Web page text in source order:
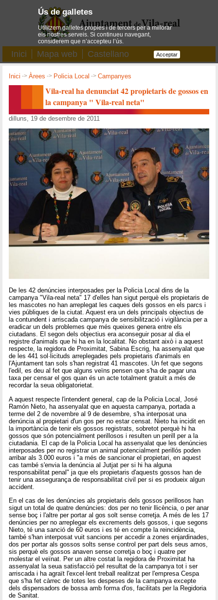
Inici Mapa web Castellano
Inici ->Àrees -> Policia Local ->Campanyes
Vila-real ha denunciat 42 propietaris de gossos en
la campanya " Vila-real neta"
dilluns, 19 de desembre de 2011
De les 42 denúncies interposades per la Policia Local dins de la
campanya "Vila-real neta" 17 d'elles han sigut perquè els propietaris de
les mascotes no han arreplegat les caques dels gossos en els parcs i
vies públiques de la ciutat. Aquest era un dels principals objectius de
la contundent i arriscada campanya de sensibilització i vigilància per a
eradicar un dels problemes que més queixes genera entre els
ciutadans. El segon dels objectius era aconseguir posar al dia el
registre d'animals que hi ha en la localitat. No obstant això i a aquest
respecte, la regidora de Proximitat, Sabina Escrig, ha assenyalat que
de les 441 sol·licituds arreplegades pels propietaris d'animals en
l'Ajuntament tan sols s'han registrat 41 mascotes. Un fet que segons
l'edil, es deu al fet que alguns veïns pensen que s'ha de pagar una
taxa per censar el gos quan és un acte totalment gratuït a més de
recordar la seua obligatorietat.
A aquest respecte l'intendent general, cap de la Policia Local, José
Ramón Nieto, ha assenyalat que en aquesta campanya, portada a
terme del 2 de novembre al 9 de desembre, s'ha interposat una
denúncia al propietari d'un gos per no estar censat. Nieto ha incidit en
la importància de tenir els gossos registrats, sobretot perquè hi ha
gossos que són potencialment perillosos i resulten un perill per a la
ciutadania. El cap de la Policia Local ha assenyalat que les denúncies
interposades per no registrar un animal potencialment perillós poden
arribar als 3.000 euros i "a més de sancionar el propietari, en aquest
cas també s'envia la denúncia al Jutjat per si hi ha alguna
responsabilitat penal" ja que els propietaris d'aquests gossos han de
tenir una assegurança de responsabilitat civil per si es produeix algun
accident.
En el cas de les denúncies als propietaris dels gossos perillosos han
sigut un total de quatre denúncies: dos per no tenir llicència, o per anar
sense boç i l'altre per portar al gos solt sense corretja. A més de les 17
denúncies per no arreplegar els excrements dels gossos, i que segons
Nieto, té una sanció de 60 euros i es té en compte la reincidència,
també s'han interposat vuit sancions per accedir a zones enjardinades,
dos per portar als gossos solts sense control per part dels seus amos,
sis perquè els gossos anaven sense corretja o boç i quatre per
molestar el veïnat. Per un altre costat la regidora de Proximitat ha
assenyalat la seua satisfacció pel resultat de la campanya tot i ser
arriscada i ha agraït l'excel·lent treball realitzat per l'empresa Cespa
que s'ha fet càrrec de totes les despeses de la campanya excepte
dels dispensadors de bossa amb forma d'os, facilitats per la Regidoria
de Sanitat.
Ús de galletes
Utilitzem galletes pròpies i de tercers per a millorar
els nostres serveis. Si continueu navegant,
considerem que n’accepteu l’ús.
Acceptar